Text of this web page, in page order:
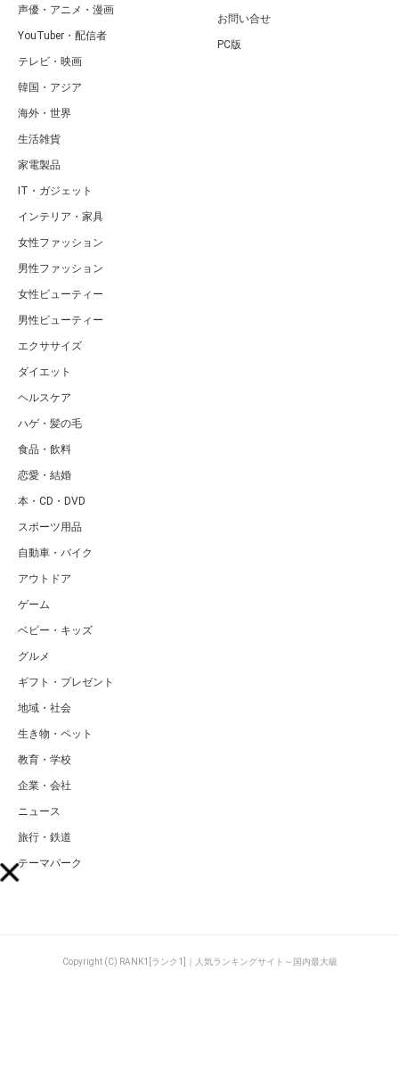
声優・アニメ・漫画
YouTuber・配信者
テレビ・映画
韓国・アジア
海外・世界
生活雑貨
家電製品
IT・ガジェット
インテリア・家具
女性ファッション
男性ファッション
女性ビューティー
男性ビューティー
エクササイズ
ダイエット
ヘルスケア
ハゲ・髪の毛
食品・飲料
恋愛・結婚
本・CD・DVD
スポーツ用品
自動車・バイク
アウトドア
ゲーム
ベビー・キッズ
グルメ
ギフト・プレゼント
地域・社会
生き物・ペット
教育・学校
企業・会社
ニュース
旅行・鉄道
テーマパーク
お問い合せ
PC版
Copyright (C) RANK1[ランク1]｜人気ランキングサイト～国内最大級